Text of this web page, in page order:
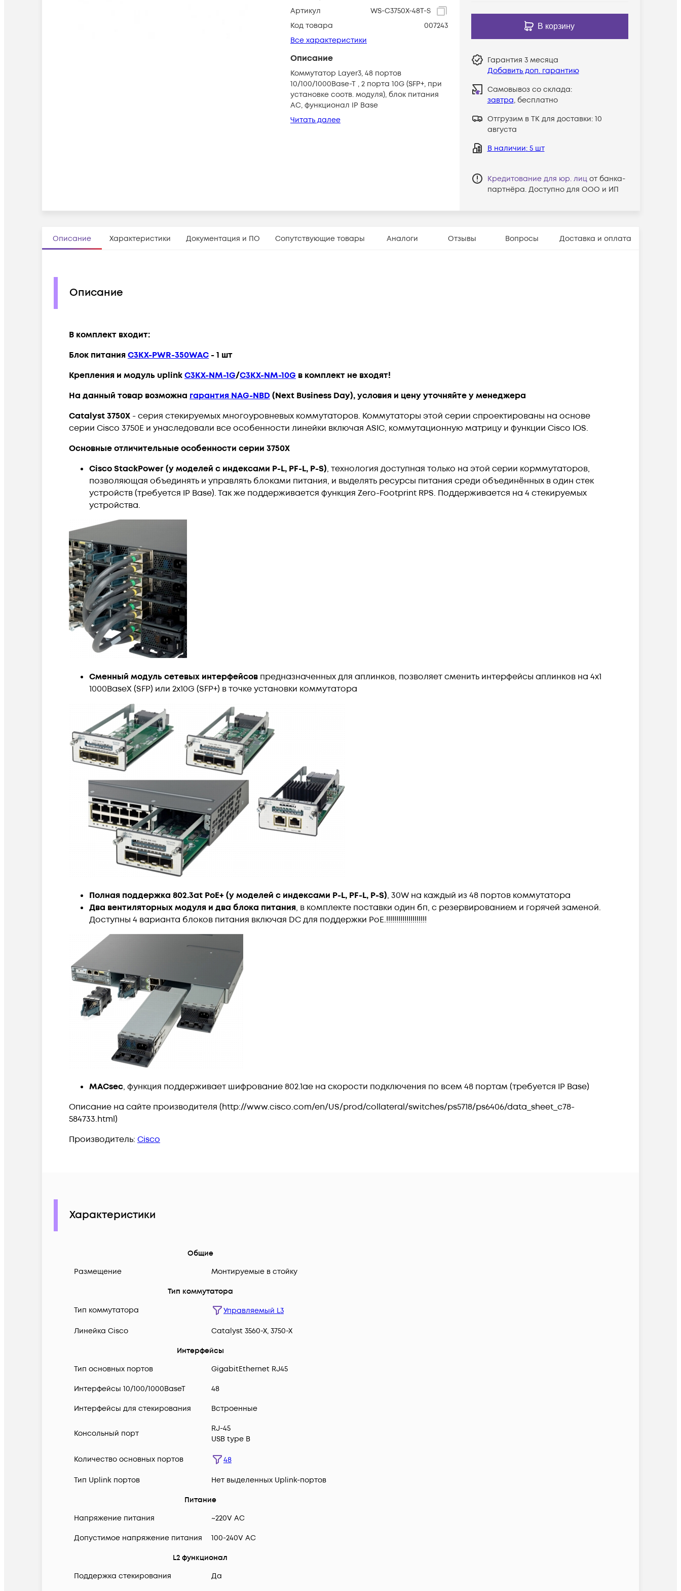
Артикул
WS-C3750X-48T-S
Код товара
007243
Все характеристики
Описание
Коммутатор Layer3, 48 портов
10/100/1000Base-T , 2 порта 10G (SFP+, при
установке соотв. модуля), блок питания
AC, функционал IP Base
Читать далее
В корзину
Гарантия 3 месяца
Добавить доп. гарантию
Самовывоз со склада:
завтра, бесплатно
Отгрузим в ТК для доставки: 10
августа
В наличии: 5 шт
Кредитование для юр. лиц от банка-
партнёра. Доступно для ООО и ИП
Описание Характеристики Документация и ПО Сопутствующие товары Аналоги Отзывы Вопросы Доставка и оплата
Описание
В комплект входит:
Блок питанияC3KX-PWR-350WAC - 1 шт
Крепления и модуль uplinkC3KX-NM-1G/C3KX-NM-10G в комплект не входят!
На данный товар возможна гарантия NAG-NBD(Next Business Day), условия и цену уточняйте у менеджера
Catalyst 3750X - серия стекируемых многоуровневых коммутаторов. Коммутаторы этой серии спроектированы на основе
серии Cisco 3750E и унаследовали все особенности линейки включая ASIC, коммутационную матрицу и функции Cisco IOS.
Основные отличительные особенности серии 3750X
Cisco StackPower (у моделей с индексами P-L, PF-L, P-S), технология доступная только на этой серии корммутаторов,
позволяющая объединять и управлять блоками питания, и выделять ресурсы питания среди объединённых в один стек
устройств (требуется IP Base). Так же поддерживается функция Zero-Footprint RPS. Поддерживается на 4 стекируемых
устройства.
Сменный модуль сетевых интерфейсов предназначенных для аплинков, позволяет сменить интерфейсы аплинков на 4x1
1000BaseX (SFP) или 2х10G (SFP+) в точке установки коммутатора
Полная поддержка 802.3at PoE+ (у моделей с индексами P-L, PF-L, P-S), 30W на каждый из 48 портов коммутатора
Два вентиляторных модуля и два блока питания, в комплекте поставки один бп, с резервированием и горячей заменой.
Доступны 4 варианта блоков питания включая DC для поддержки PoE.!!!!!!!!!!!!!!!!!!!!
MACsec, функция поддерживает шифрование 802.1ae на скорости подключения по всем 48 портам (требуется IP Base)
Описание на сайте производителя (http://www.cisco.com/en/US/prod/collateral/switches/ps5718/ps6406/data_sheet_c78-
584733.html)
Производитель: Cisco
Характеристики
Общие
Размещение
Монтируемые в стойку
Тип коммутатора
Тип коммутатора
Управляемый L3
Линейка Cisco Catalyst 3560-X, 3750-X
Интерфейсы
Тип основных портов
GigabitEthernet RJ45
Интерфейсы 10/100/1000BaseT 48
Интерфейсы для стекирования Встроенные
Консольный порт
RJ-45
USB type B
Количество основных портов 48
Тип Uplink портов Нет выделенных Uplink-портов
Питание
Напряжение питания
~220V AC
Допустимое напряжение питания 100-240V AC
L2 функционал
Поддержка стекирования
Да